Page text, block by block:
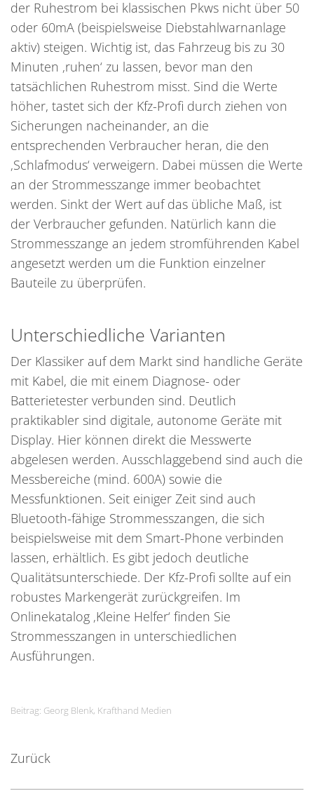
der Ruhestrom bei klassischen Pkws nicht über 50
oder 60mA (beispielsweise Diebstahlwarnanlage
aktiv) steigen. Wichtig ist, das Fahrzeug bis zu 30
Minuten ‚ruhen‘ zu lassen, bevor man den
tatsächlichen Ruhestrom misst. Sind die Werte
höher, tastet sich der Kfz-Profi durch ziehen von
Sicherungen nacheinander, an die
entsprechenden Verbraucher heran, die den
‚Schlafmodus‘ verweigern. Dabei müssen die Werte
an der Strommesszange immer beobachtet
werden. Sinkt der Wert auf das übliche Maß, ist
der Verbraucher gefunden. Natürlich kann die
Strommesszange an jedem stromführenden Kabel
angesetzt werden um die Funktion einzelner
Bauteile zu überprüfen.
Unterschiedliche Varianten
Der Klassiker auf dem Markt sind handliche Geräte
mit Kabel, die mit einem Diagnose- oder
Batterietester verbunden sind. Deutlich
praktikabler sind digitale, autonome Geräte mit
Display. Hier können direkt die Messwerte
abgelesen werden. Ausschlaggebend sind auch die
Messbereiche (mind. 600A) sowie die
Messfunktionen. Seit einiger Zeit sind auch
Bluetooth-fähige Strommesszangen, die sich
beispielsweise mit dem Smart-Phone verbinden
lassen, erhältlich. Es gibt jedoch deutliche
Qualitätsunterschiede. Der Kfz-Profi sollte auf ein
robustes Markengerät zurückgreifen. Im
Onlinekatalog ‚Kleine Helfer‘ finden Sie
Strommesszangen in unterschiedlichen
Ausführungen.
Beitrag: Georg Blenk, Krafthand Medien
Zurück